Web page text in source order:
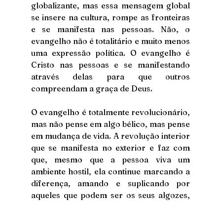
globalizante, mas essa mensagem global
se insere na cultura, rompe as fronteiras
e se manifesta nas pessoas. Não, o
evangelho não é totalitário e muito menos
uma expressão política. O evangelho é
Cristo nas pessoas e se manifestando
através delas para que outros
compreendam a graça de Deus.
O evangelho é totalmente revolucionário,
mas não pense em algo bélico, mas pense
em mudança de vida. A revolução interior
que se manifesta no exterior e faz com
que, mesmo que a pessoa viva um
ambiente hostil, ela continue marcando a
diferença, amando e suplicando por
aqueles que podem ser os seus algozes,